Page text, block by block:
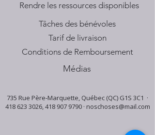
​Rendre les ressources disponibles
Tâches des bénévoles
Tarif de livraison
Conditions de Remboursement
Médias
735 Rue Père-Marquette, Québec (QC) G1S 3C1 ·
418 623 3026,418 907 9790· noschoses@mail.com